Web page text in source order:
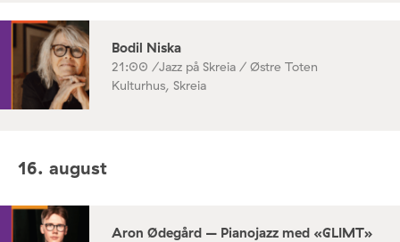
Bodil Niska
21:00 /Jazz på Skreia / Østre Toten
Kulturhus, Skreia
16. august
Aron Ødegård – Pianojazz med «GLIMT»